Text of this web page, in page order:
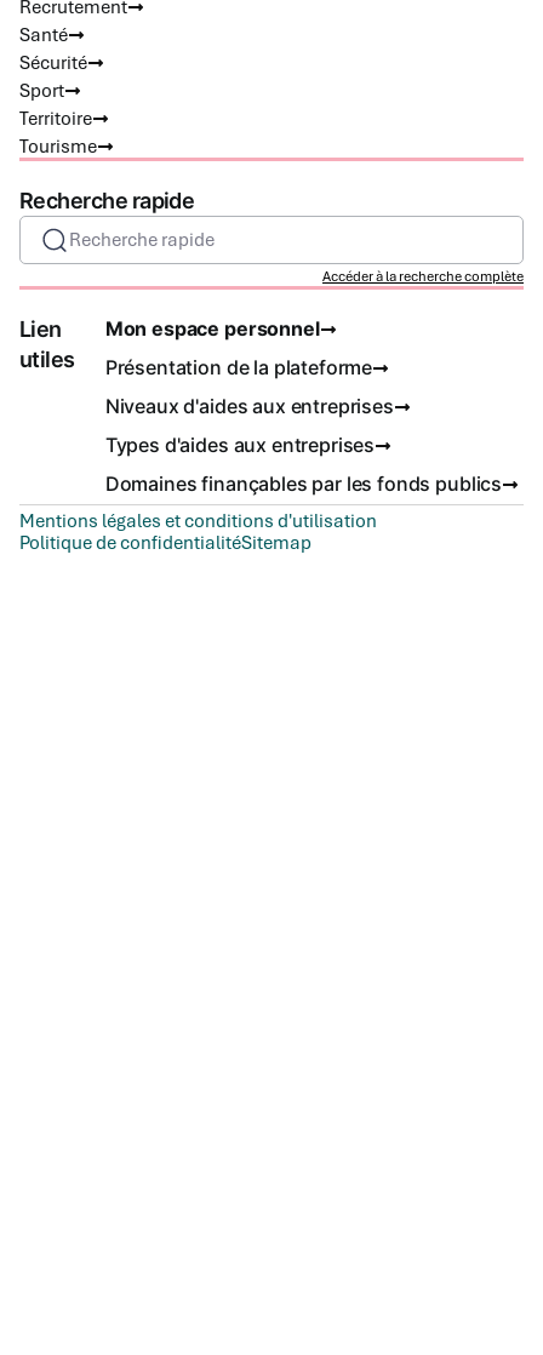
Recrutement
Santé
Sécurité
Sport
Territoire
Tourisme
Recherche rapide
Recherche rapide
Accéder à la recherche complète
Lien
utiles
Mon espace personnel
Présentation de la plateforme
Niveaux d'aides aux entreprises
Types d'aides aux entreprises
Domaines finançables par les fonds publics
Mentions légales et conditions d'utilisation
Politique de confidentialitéSitemap